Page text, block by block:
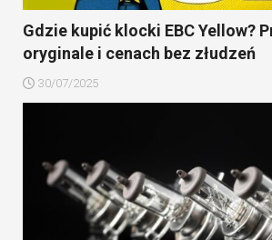
Gdzie kupić klocki EBC Yellow?
oryginale i cenach bez złudzeń
30/07/2025